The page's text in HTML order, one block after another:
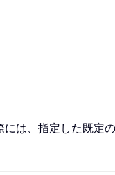
は、指定した既定